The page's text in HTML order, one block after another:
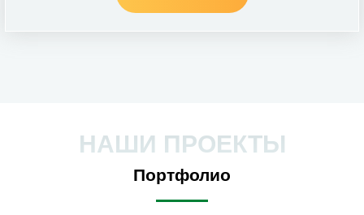
НАШИ ПРОЕКТЫ
Портфолио